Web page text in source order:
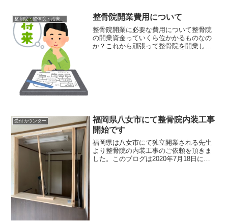
整骨院開業費用について
整骨院開業に必要な費用について整骨院
の開業資金っていくら位かかるものなの
か？これから頑張って整骨院を開業して
受付カウンター
福岡県八女市にて整骨院内装工事
開始です
福岡県は八女市にて独立開業される先生
より整骨院の内装工事のご依頼を頂きま
した。このブログは2020年7月18日に書